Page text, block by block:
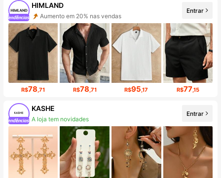
HIMLAND
Aumento em 20% nas vendas
Aumento de seguidores em 25%
Entrar
R$78,71 R$78,71 R$95,17 R$77,15
KASHE
A loja tem novidades
Aumento de seguidores em 522%
Entrar